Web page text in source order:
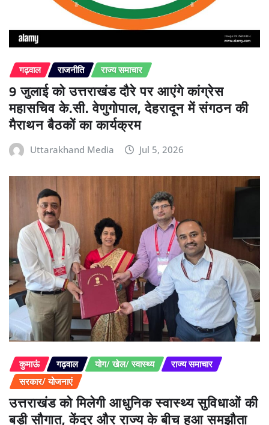
गढ़वाल राजनीति राज्य समाचार
9 जुलाई को उत्तराखंड दौरे पर आएंगे कांग्रेस
महासचिव के.सी. वेणुगोपाल, देहरादून में संगठन की
मैराथन बैठकों का कार्यक्रम
Uttarakhand Media Jul 5, 2026
कुमाऊं गढ़वाल योग/ खेल/ स्वास्थ्य
राज्य समाचार
सरकार/ योजनाएं
उत्तराखंड को मिलेगी आधुनिक स्वास्थ्य सुविधाओं की
बड़ी सौगात, केंद्र और राज्य के बीच हुआ समझौता